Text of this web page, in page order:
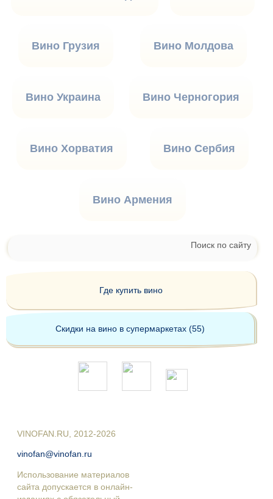
Вино Грузия Вино Молдова
Вино Украина Вино Черногория
Вино Хорватия Вино Сербия
Вино Армения
Поиск по сайту
Где купить вино
Скидки на вино в супермаркетах (55)
VINOFAN.RU, 2012-2026
vinofan@vinofan.ru
Использование материалов
сайта допускается в онлайн-